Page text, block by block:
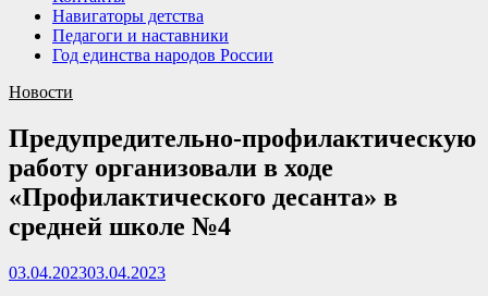
Навигаторы детства
Педагоги и наставники
Год единства народов России
Новости
Предупредительно-профилактическую
работу организовали в ходе
«Профилактического десанта» в
средней школе №4
03.04.202303.04.2023